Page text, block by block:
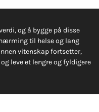
og å bygge på disse
til helse og lang
vitenskap fortsetter,
leve et lengre og fyldigere